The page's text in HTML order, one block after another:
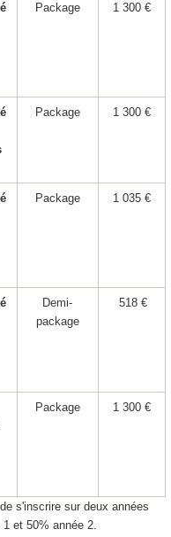
Package 1 300 €
Package 1 300 €
Package 1 035 €
Demi-
package
518 €
Package 1 300 €
s'inscrire sur deux années
et 50% année 2.